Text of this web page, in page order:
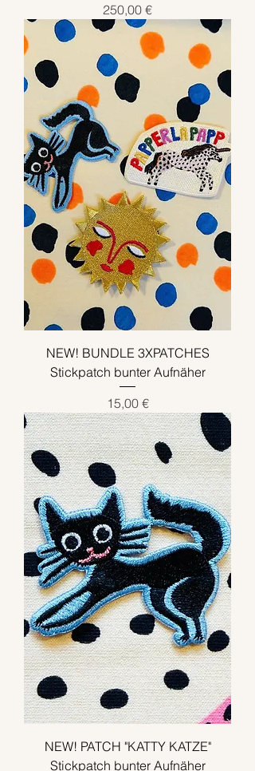
Preis
250,00 €
NEW! BUNDLE 3XPATCHES
Stickpatch bunter Aufnäher
Preis
15,00 €
NEW! PATCH "KATTY KATZE"
Stickpatch bunter Aufnäher